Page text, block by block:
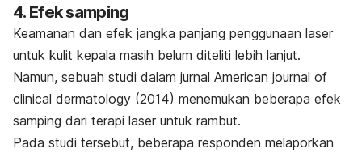
4. Efek samping
Keamanan dan efek jangka panjang penggunaan laser
untuk kulit kepala masih belum diteliti lebih lanjut.
Namun, sebuah studi dalam jurnal American journal of
clinical dermatology (2014) menemukan beberapa efek
samping dari terapi laser untuk rambut.
Pada studi tersebut, beberapa responden melaporkan